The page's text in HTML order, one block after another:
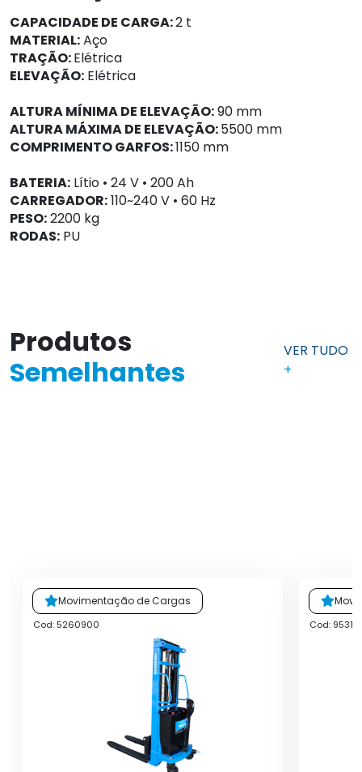
CAPACIDADE DE CARGA:2 t
MATERIAL:Aço
TRAÇÃO:Elétrica
ELEVAÇÃO: Elétrica
ALTURA MÍNIMA DE ELEVAÇÃO:90 mm
ALTURA MÁXIMA DE ELEVAÇÃO:5500 mm
COMPRIMENTO GARFOS:1150 mm
BATERIA: Lítio • 24 V • 200 Ah
CARREGADOR:110~240 V • 60 Hz
PESO:2200 kg
RODAS: PU
Produtos
Semelhantes
VER TUDO
+
Movimentação de Cargas
Cod: 5260900 Cod: 9531